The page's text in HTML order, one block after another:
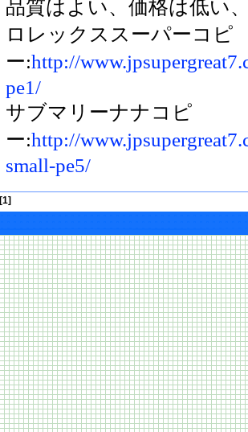
品質はよい、価格は低い
ロレックススーパーコピ
ー:http://
pe1/
サブマリーナナコピ
ー:http://
small-pe5/
[1]